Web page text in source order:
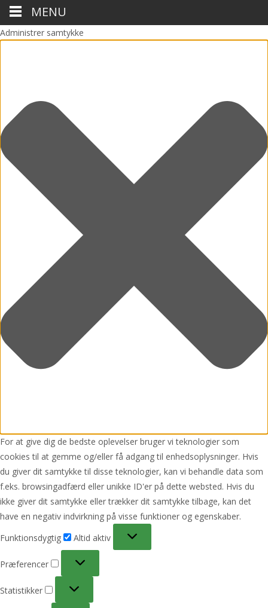
Administrer samtykke
For at give dig de bedste oplevelser bruger vi teknologier som
cookies til at gemme og/eller få adgang til enhedsoplysninger. Hvis
du giver dit samtykke til disse teknologier, kan vi behandle data som
f.eks. browsingadfærd eller unikke ID'er på dette websted. Hvis du
ikke giver dit samtykke eller trækker dit samtykke tilbage, kan det
have en negativ indvirkning på visse funktioner og egenskaber.
Funktionsdygtig
Altid aktiv
Præferencer
Statistikker
MENU